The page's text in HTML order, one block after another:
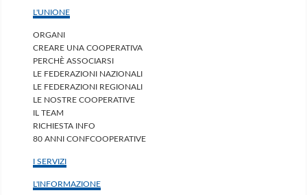
L'UNIONE
ORGANI
CREARE UNA COOPERATIVA
PERCHÈ ASSOCIARSI
LE FEDERAZIONI NAZIONALI
LE FEDERAZIONI REGIONALI
LE NOSTRE COOPERATIVE
IL TEAM
RICHIESTA INFO
80 ANNI CONFCOOPERATIVE
I SERVIZI
L'INFORMAZIONE